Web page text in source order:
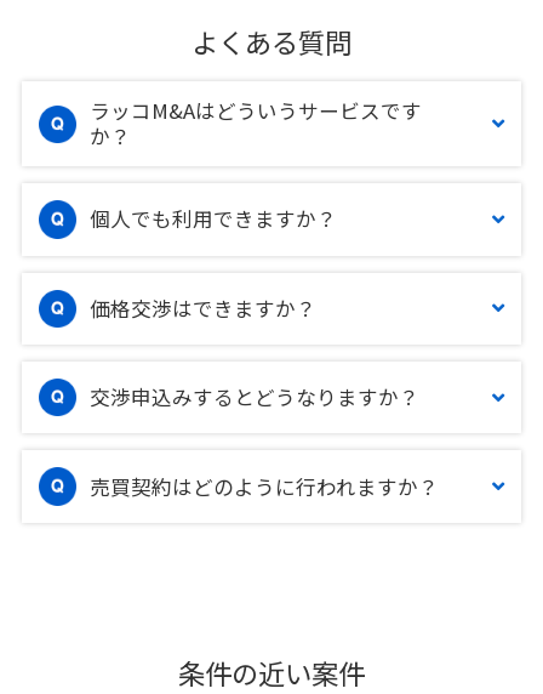
よくある質問
ラッコM&Aはどういうサービスです
か？
個人でも利用できますか？
価格交渉はできますか？
交渉申込みするとどうなりますか？
売買契約はどのように行われますか？
条件の近い案件